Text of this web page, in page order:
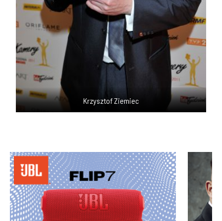
Krzysztof Ziemiec